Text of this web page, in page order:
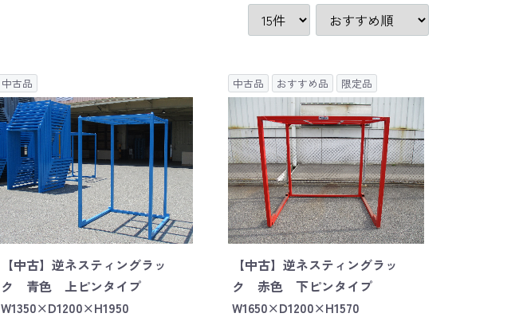
中古品
【中古】逆ネスティングラッ
ク 青色 上ピンタイプ
W1350×D1200×H1950
中古品 おすすめ品 限定品
【中古】逆ネスティングラッ
ク 赤色 下ピンタイプ
W1650×D1200×H1570